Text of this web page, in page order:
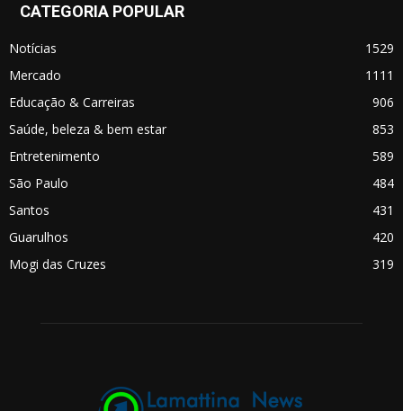
CATEGORIA POPULAR
Notícias
1529
Mercado
1111
Educação & Carreiras
906
Saúde, beleza & bem estar
853
Entretenimento
589
São Paulo
484
Santos
431
Guarulhos
420
Mogi das Cruzes
319